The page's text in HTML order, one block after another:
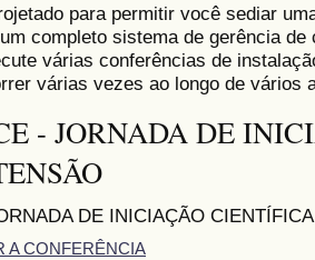
para permitir você sediar
completo sistema de gerência
várias conferências de
várias vezes ao longo de vários
- JORNADA DE
DE INICIAÇÃO
A CONFERÊNCIA